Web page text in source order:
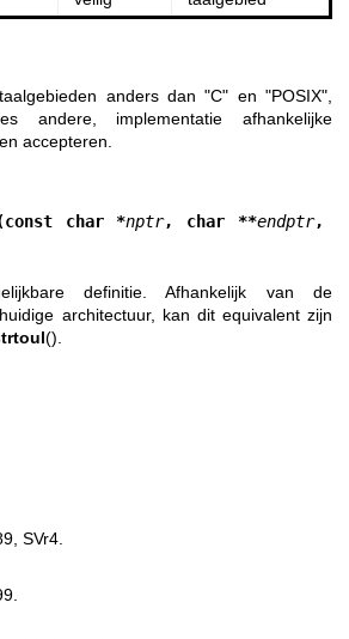
anders dan "C" en "POSIX",
andere, implementatie afhankelijke
accepteren.
char *nptr, char **endptr,
definitie. Afhankelijk van de
architectuur, kan dit equivalent zijn
().
SVr4.